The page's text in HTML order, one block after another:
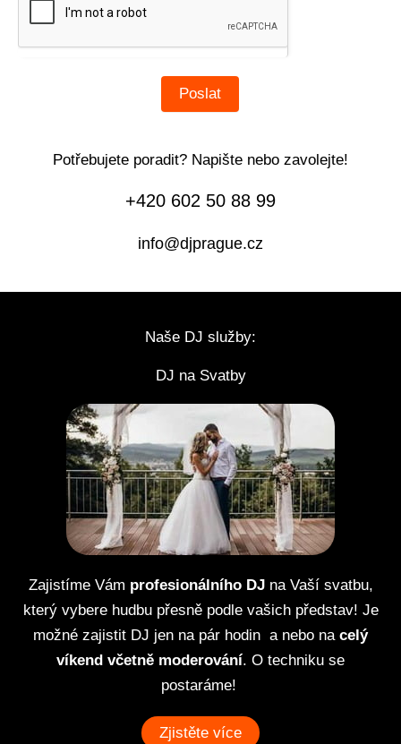
Poslat
Potřebujete poradit? Napište nebo zavolejte!
+420 602 50 88 99
info@djprague.cz
Naše DJ služby:
DJ na Svatby
Zajistíme Vám profesionálního DJna Vaší svatbu,
který vybere hudbu přesně podle vašich představ! Je
možné zajistit DJ jen na pár hodin a nebo na celý
víkend včetně moderování. O techniku se
postaráme!
Zjistěte více